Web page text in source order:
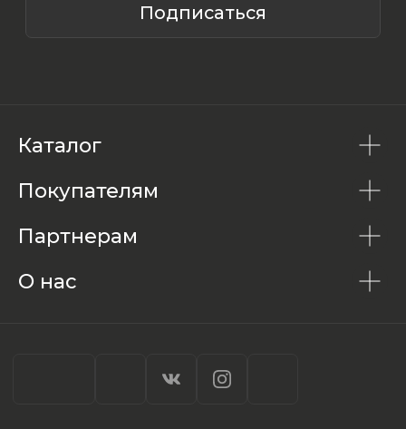
Каталог
Покупателям
Партнерам
О нас